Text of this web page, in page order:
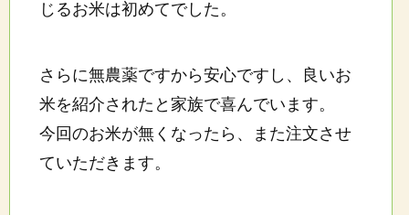
じるお米は初めてでした。
さらに無農薬ですから安心ですし、良いお
米を紹介されたと家族で喜んでいます。
今回のお米が無くなったら、また注文させ
ていただきます。